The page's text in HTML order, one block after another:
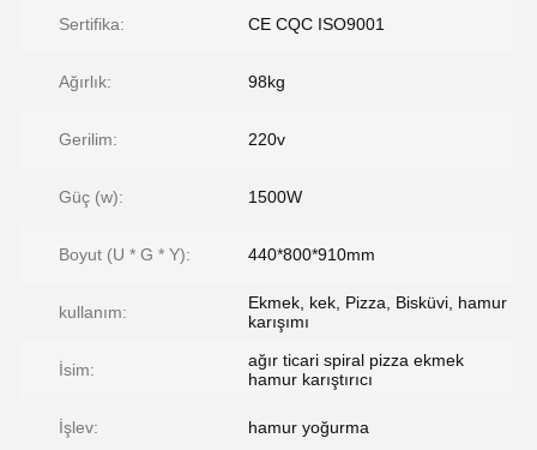
Sertifika: CE CQC ISO9001
Ağırlık: 98kg
Gerilim: 220v
Güç (w): 1500W
Boyut (U * G * Y): 440*800*910mm
kullanım:
Ekmek, kek, Pizza, Bisküvi, hamur
karışımı
İsim:
ağır ticari spiral pizza ekmek
hamur karıştırıcı
İşlev: hamur yoğurma